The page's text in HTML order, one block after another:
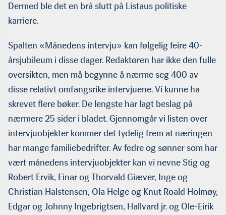
Dermed ble det en brå slutt på Listaus politiske
karriere.
Spalten «Månedens intervju» kan følgelig feire 40-
årsjubileum i disse dager. Redaktøren har ikke den fulle
oversikten, men må begynne å nærme seg 400 av
disse relativt omfangsrike intervjuene. Vi kunne ha
skrevet flere bøker. De lengste har lagt beslag på
nærmere 25 sider i bladet. Gjennomgår vi listen over
intervjuobjekter kommer det tydelig frem at næringen
har mange familiebedrifter. Av fedre og sønner som har
vært månedens intervjuobjekter kan vi nevne Stig og
Robert Ervik, Einar og Thorvald Giæver, Inge og
Christian Halstensen, Ola Helge og Knut Roald Holmøy,
Edgar og Johnny Ingebrigtsen, Hallvard jr. og Ole-Eirik